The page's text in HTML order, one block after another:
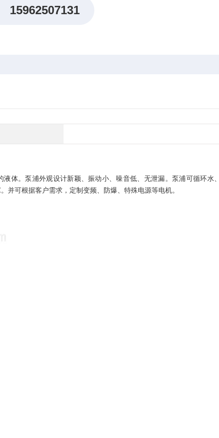
15962507131
体。泵浦外观设计新颖、振动小、噪音低、无泄漏。泵浦可循环水
可根据客户需求，定制变频、防爆、特殊电源等电机。